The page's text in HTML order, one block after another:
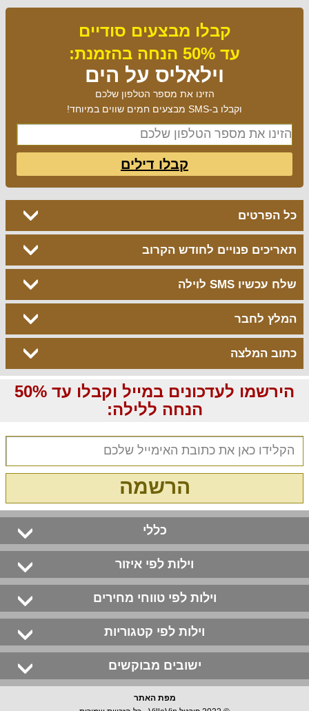
קבלו מבצעים סודיים
עד 50% הנחה בהזמנת:
וילאליס על הים
הזינו את מספר הטלפון שלכם
וקבלו ב-SMS מבצעים חמים שווים במיוחד!
קבלו דילים
כל הפרטים
תאריכים פנויים לחודש הקרוב
שלח עכשיו SMS לוילה
המלץ לחבר
כתוב המלצה
הירשמו לעדכונים במייל וקבלו עד 50%
הנחה ללילה:
הרשמה
כללי
וילות לפי איזור
וילות לפי טווחי מחירים
וילות לפי קטגוריות
ישובים מבוקשים
מפת האתר